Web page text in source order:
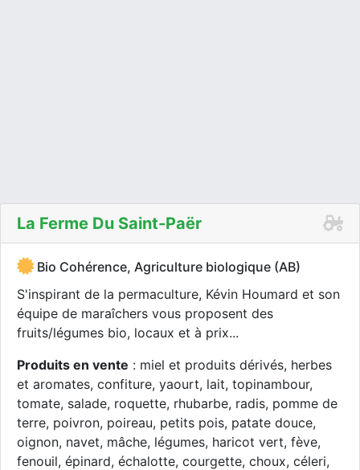
La Ferme Du Saint-Paër
Bio Cohérence, Agriculture biologique (AB)
S'inspirant de la permaculture, Kévin Houmard et son
équipe de maraîchers vous proposent des
fruits/légumes bio, locaux et à prix...
Produits en vente : miel et produits dérivés, herbes
et aromates, confiture, yaourt, lait, topinambour,
tomate, salade, roquette, rhubarbe, radis, pomme de
terre, poivron, poireau, petits pois, patate douce,
oignon, navet, mâche, légumes, haricot vert, fève,
fenouil, épinard, échalotte, courgette, choux, céleri,